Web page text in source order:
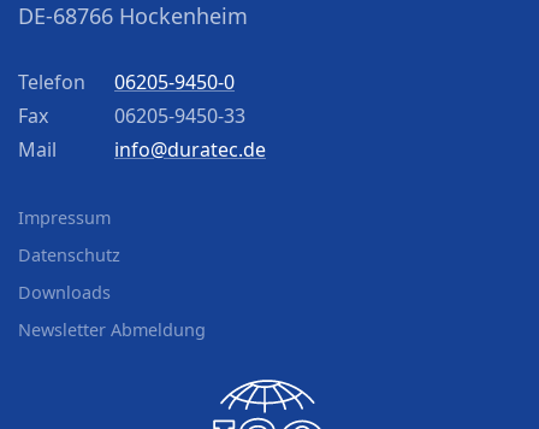
DE-68766 Hockenheim
Telefon
06205-9450-0
Fax
06205-9450-33
Mail
info@duratec.de
Impressum
Datenschutz
Downloads
Newsletter Abmeldung